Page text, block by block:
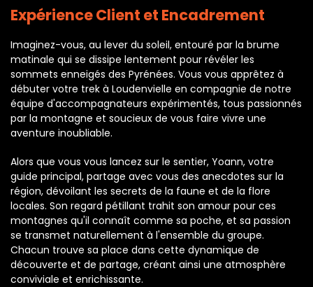
Expérience Client et Encadrement
Imaginez-vous, au lever du soleil, entouré par la brume
matinale qui se dissipe lentement pour révéler les
sommets enneigés des Pyrénées. Vous vous apprêtez à
débuter votre trek à Loudenvielle en compagnie de notre
équipe d'accompagnateurs expérimentés, tous passionnés
par la montagne et soucieux de vous faire vivre une
aventure inoubliable.
Alors que vous vous lancez sur le sentier, Yoann, votre
guide principal, partage avec vous des anecdotes sur la
région, dévoilant les secrets de la faune et de la flore
locales. Son regard pétillant trahit son amour pour ces
montagnes qu'il connaît comme sa poche, et sa passion
se transmet naturellement à l'ensemble du groupe.
Chacun trouve sa place dans cette dynamique de
découverte et de partage, créant ainsi une atmosphère
conviviale et enrichissante.